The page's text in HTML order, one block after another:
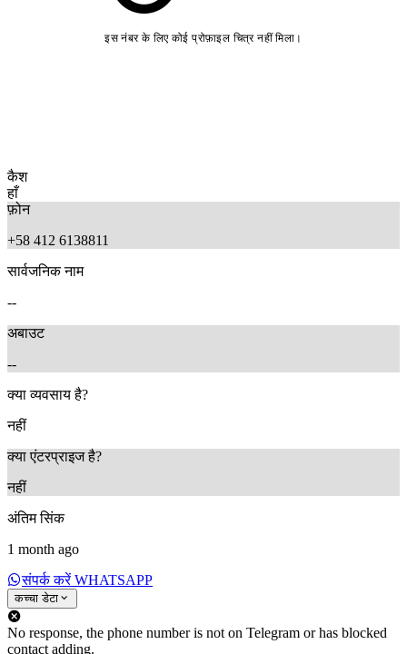
इस नंबर के लिए कोई प्रोफ़ाइल चित्र नहीं मिला।
कैश
हाँ
फ़ोन
+58 412 6138811
सार्वजनिक नाम
--
अबाउट
--
क्या व्यवसाय है?
नहीं
क्या एंटरप्राइज है?
नहीं
अंतिम सिंक
1 month ago
संपर्क करें WHATSAPP
कच्चा डेटा
No response, the phone number is not on Telegram or has blocked
contact adding.